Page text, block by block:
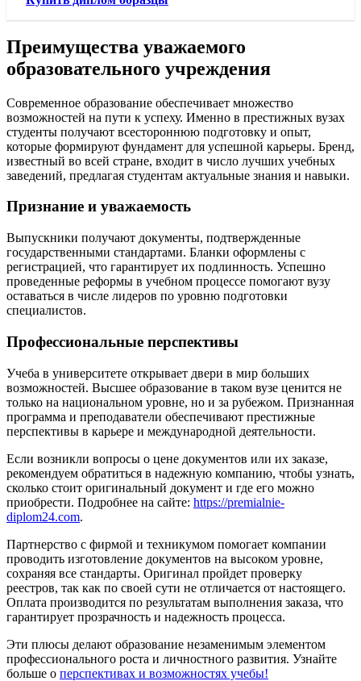
Преимущества уважаемого
образовательного учреждения
Современное образование обеспечивает множество
возможностей на пути к успеху. Именно в престижных вузах
студенты получают всестороннюю подготовку и опыт,
которые формируют фундамент для успешной карьеры. Бренд,
известный во всей стране, входит в число лучших учебных
заведений, предлагая студентам актуальные знания и навыки.
Признание и уважаемость
Выпускники получают документы, подтвержденные
государственными стандартами. Бланки оформлены с
регистрацией, что гарантирует их подлинность. Успешно
проведенные реформы в учебном процессе помогают вузу
оставаться в числе лидеров по уровню подготовки
специалистов.
Профессиональные перспективы
Учеба в университете открывает двери в мир больших
возможностей. Высшее образование в таком вузе ценится не
только на национальном уровне, но и за рубежом. Признанная
программа и преподаватели обеспечивают престижные
перспективы в карьере и международной деятельности.
Если возникли вопросы о цене документов или их заказе,
рекомендуем обратиться в надежную компанию, чтобы узнать,
сколько стоит оригинальный документ и где его можно
приобрести. Подробнее на сайте: https://premialnie-
diplom24.com.
Партнерство с фирмой и техникумом помогает компании
проводить изготовление документов на высоком уровне,
сохраняя все стандарты. Оригинал пройдет проверку
реестров, так как по своей сути не отличается от настоящего.
Оплата производится по результатам выполнения заказа, что
гарантирует прозрачность и надежность процесса.
Эти плюсы делают образование незаменимым элементом
профессионального роста и личностного развития. Узнайте
больше о перспективах и возможностях учебы!